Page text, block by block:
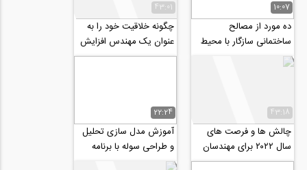
10:07
ده مورد از مصالح
ساختمانی سازگار با محیط
زیست
43:01
چگونه خلاقیت خود را به
عنوان یک مهندس افزایش
دهیم؟
43:18
چالش ها و فرصت های
سال ۲۰۲۲ برای مهندسان
عمران
22:24
آموزش مدل سازی تحلیل
و طراحی سوله با برنامه
sap 2000